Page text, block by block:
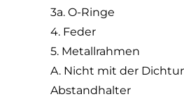
3a. O-Ringe
4. Feder
5. Metallrahmen
A. Nicht mit der
Abstandhalter